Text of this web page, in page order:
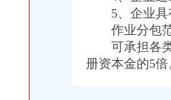
5、企业具
作业分包
可承担各类
册资本金的5倍